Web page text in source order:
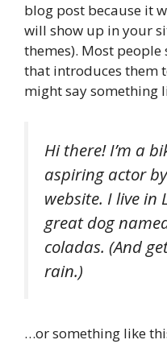
blog post because it
will show up in your
themes). Most
that introduces them
might say something
Hi there! I’m a
aspiring actor
website. I live in
great dog
coladas. (And
rain.)
…or something like